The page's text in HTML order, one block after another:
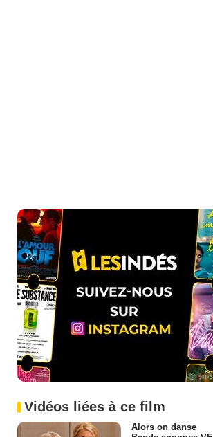
Vidéos liées à ce film
Alors on danse